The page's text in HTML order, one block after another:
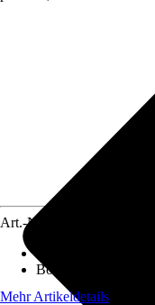
Art.-Nr.
Botanischer Name
Mehr Artikeldetails